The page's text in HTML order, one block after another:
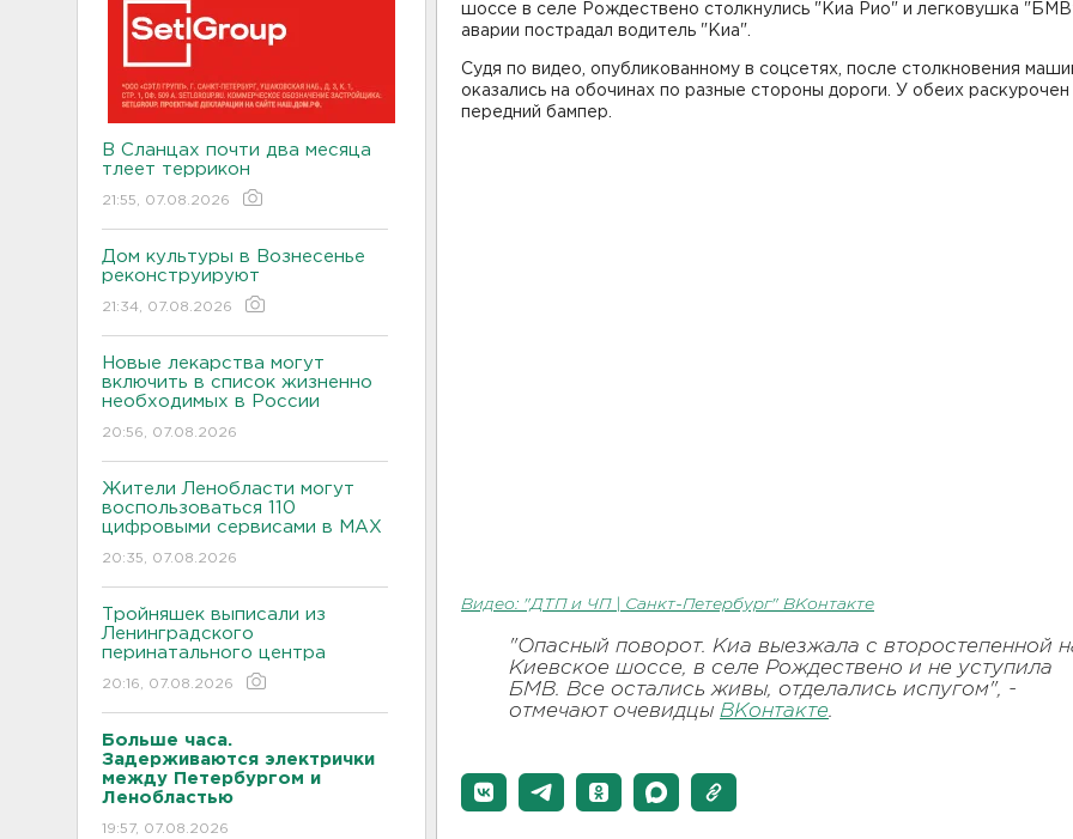
В Сланцах почти два месяца
тлеет террикон
21:55, 07.08.2026
Дом культуры в Вознесенье
реконструируют
21:34, 07.08.2026
Новые лекарства могут
включить в список жизненно
необходимых в России
20:56, 07.08.2026
Жители Ленобласти могут
воспользоваться 110
цифровыми сервисами в МАХ
20:35, 07.08.2026
Тройняшек выписали из
Ленинградского
перинатального центра
20:16, 07.08.2026
Больше часа.
Задерживаются электрички
между Петербургом и
Ленобластью
19:57, 07.08.2026
шоссе в селе Рождествено столкнулись "Киа Рио" и легковушка
аварии пострадал водитель "Киа".
Судя по видео, опубликованному в соцсетях, после столкновения
оказались на обочинах по разные стороны дороги. У обеих раскурочен
передний бампер.
Видео: "ДТП и ЧП | Санкт-Петербург" ВКонтакте
"Опасный поворот. Киа выезжала с второстепенной
Киевское шоссе, в селе Рождествено и не уступила
БМВ. Все остались живы, отделались испугом", -
отмечают очевидцы ВКонтакте.